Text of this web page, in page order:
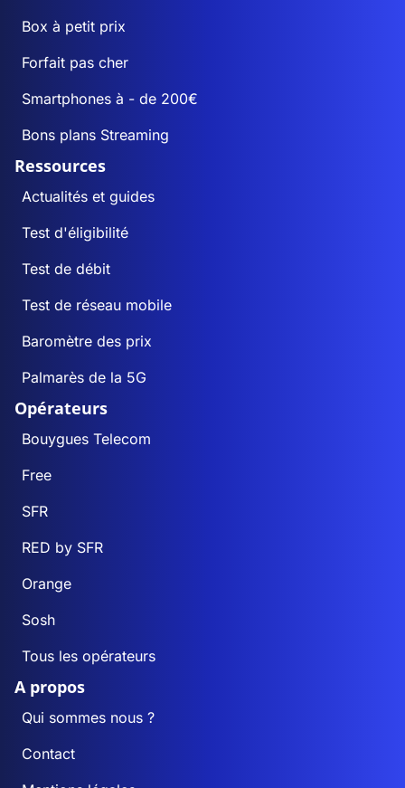
Box à petit prix
Forfait pas cher
Smartphones à - de 200€
Bons plans Streaming
Ressources
Actualités et guides
Test d'éligibilité
Test de débit
Test de réseau mobile
Baromètre des prix
Palmarès de la 5G
Opérateurs
Bouygues Telecom
Free
SFR
RED by SFR
Orange
Sosh
Tous les opérateurs
A propos
Qui sommes nous ?
Contact